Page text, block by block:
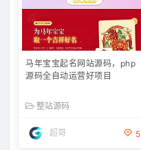
马年宝宝起名网站源码，php
源码全自动运营好项目
整站源码
超哥 5